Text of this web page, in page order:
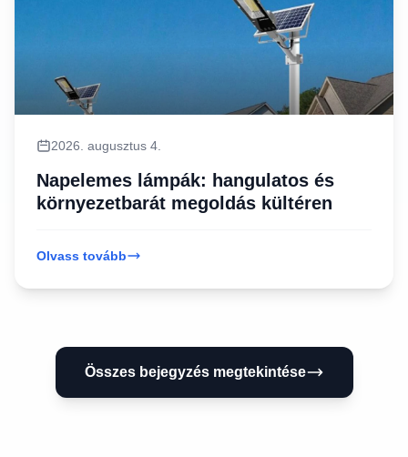
2026. augusztus 4.
Napelemes lámpák: hangulatos és
környezetbarát megoldás kültéren
Olvass tovább
Összes bejegyzés megtekintése